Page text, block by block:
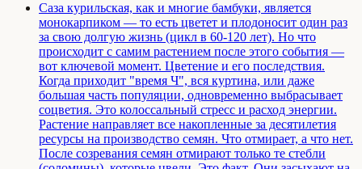
Саза курильская, как и многие бамбуки, является
монокарпиком — то есть цветет и плодоносит один раз
за свою долгую жизнь (цикл в 60-120 лет). Но что
происходит с самим растением после этого события —
вот ключевой момент. Цветение и его последствия.
Когда приходит "время Ч", вся куртина, или даже
большая часть популяции, одновременно выбрасывает
соцветия. Это колоссальный стресс и расход энергии.
Растение направляет все накопленные за десятилетия
ресурсы на производство семян. Что отмирает, а что нет.
После созревания семян отмирают только те стебли